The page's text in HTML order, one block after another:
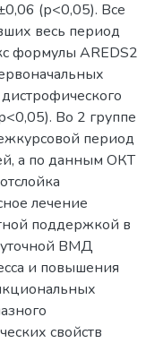
(р<0,05). Все
весь период
формулы AREDS2
Во 2 группе
период
а по данным ОКТ
лечение
поддержкой в
ВМД
и повышения
свойств